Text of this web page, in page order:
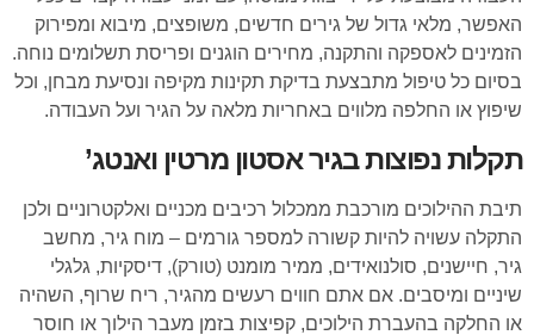
האפשר, מלאי גדול של גירים חדשים, משופצים, מיבוא ומפירוק
הזמינים לאספקה והתקנה, מחירים הוגנים ופריסת תשלומים נוחה.
בסיום כל טיפול מתבצעת בדיקת תקינות מקיפה ונסיעת מבחן, וכל
שיפוץ או החלפה מלווים באחריות מלאה על הגיר ועל העבודה.
תקלות נפוצות בגיר אסטון מרטין ואנטג’
תיבת ההילוכים מורכבת ממכלול רכיבים מכניים ואלקטרוניים ולכן
התקלה עשויה להיות קשורה למספר גורמים – מוח גיר, מחשב
גיר, חיישנים, סולנואידים, ממיר מומנט (טורק), דיסקיות, גלגלי
שיניים ומיסבים. אם אתם חווים רעשים מהגיר, ריח שרוף, השהיה
או החלקה בהעברת הילוכים, קפיצות בזמן מעבר הילוך או חוסר